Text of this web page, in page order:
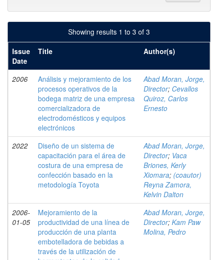
Showing results 1 to 3 of 3
Issue
Date
Title Author(s)
2006
Análisis y mejoramiento de los
procesos operativos de la
bodega matriz de una empresa
comercializadora de
electrodomésticos y equipos
electrónicos
Abad Moran, Jorge,
Director; Cevallos
Quiroz, Carlos
Ernesto
2022
Diseño de un sistema de
capacitación para el área de
costura de una empresa de
confección basado en la
metodología Toyota
Abad Moran, Jorge,
Director; Vaca
Briones, Kerly
Xiomara; (coautor)
Reyna Zamora,
Kelvin Dalton
2006-
01-05
Mejoramiento de la
productividad de una línea de
producción de una planta
embotelladora de bebidas a
través de la utilización de
Abad Moran, Jorge,
Director; Kam Paw
Molina, Pedro